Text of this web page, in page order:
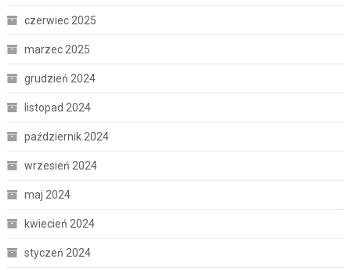
czerwiec 2025
marzec 2025
grudzień 2024
listopad 2024
październik 2024
wrzesień 2024
maj 2024
kwiecień 2024
styczeń 2024